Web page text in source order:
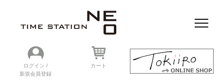
ログイン /
新規会員登録
カート
おすすめアイテム
ニュース＆トピック
時計を探す
ランキング